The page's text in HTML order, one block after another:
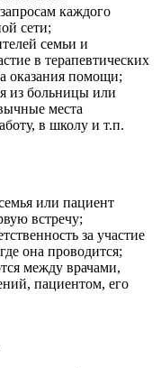
каждого
сети;
семьи и
в терапевтических
оказания помощи;
из больницы или
места
в школу и т.п.
или пациент
встречу;
за участие
она проводится;
между врачами,
пациентом, его